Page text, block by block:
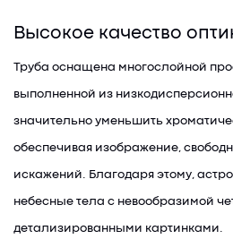
Высокое качество
Труба оснащена многослойной
выполненной из
значительно уменьшить
обеспечивая изображение,
искажений. Благодаря этому,
небесные тела с невообразимой
детализированными картинками.